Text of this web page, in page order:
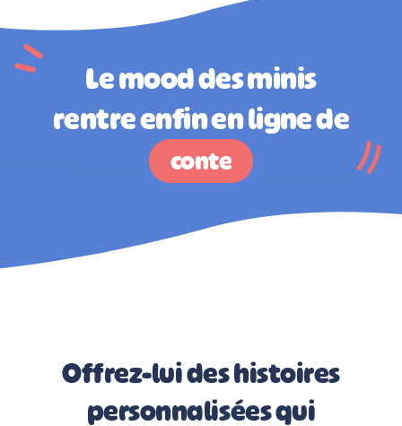
Le mood des minis
rentre enfin en ligne de
conte
Offrez-lui des histoires
personnalisées qui